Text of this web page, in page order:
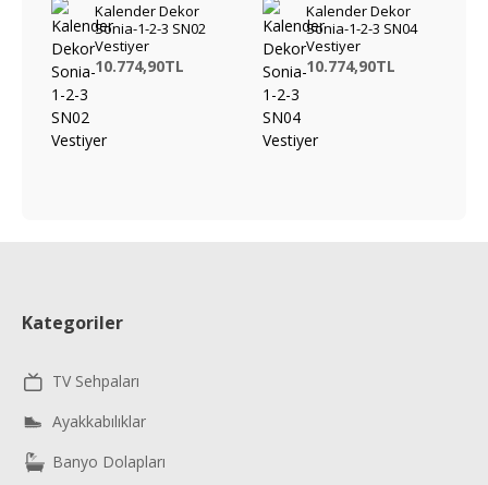
Kalender Dekor
Sonia-1-2-3 SN02
Vestiyer
10.774,90TL
Kalender Dekor
Sonia-1-2-3 SN04
Vestiyer
10.774,90TL
Kategoriler
TV Sehpaları
Ayakkabılıklar
Banyo Dolapları